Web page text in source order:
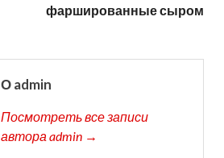
фаршированные сыром
О admin
Посмотреть все записи
автора admin →